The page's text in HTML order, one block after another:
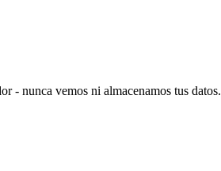
- nunca vemos ni almacenamos tus datos.